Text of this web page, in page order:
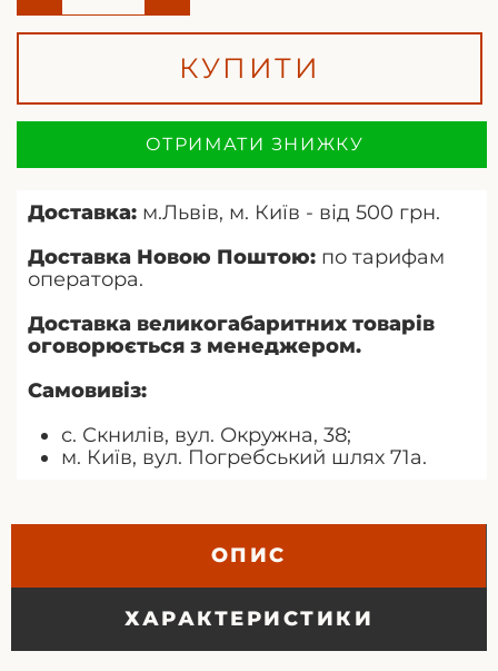
КУПИТИ
ОТРИМАТИ ЗНИЖКУ
Доставка: м.Львів, м. Київ - від 500 грн.
Доставка Новою Поштою: по тарифам
оператора.
Доставка великогабаритних товарів
оговорюється з менеджером.
Самовивіз:
с. Скнилів, вул. Окружна, 38;
м. Київ, вул. Погребський шлях 71а.
ОПИС
ХАРАКТЕРИСТИКИ